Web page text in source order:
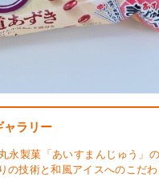
ャラリー
永製菓「あいすまんじゅう」
の技術と和風アイスへのこだ